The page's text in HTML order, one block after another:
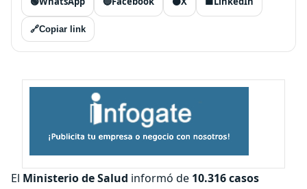
🔗Copiar link
El Ministerio de Salud informó de 10.316 casos